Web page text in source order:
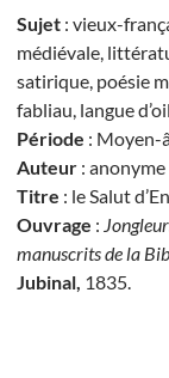
Sujet : vieux-
médiévale,
satirique, poésie
fabliau, langue
Période : Moyen-
Auteur : anonyme
Titre : le Salut
Ouvrage :
manuscrits de la
Jubinal, 1835.